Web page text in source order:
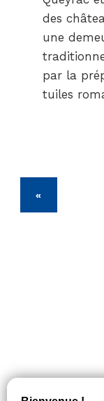
des
une
par la
tuiles
«